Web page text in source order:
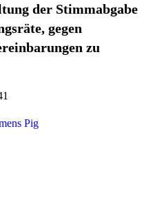
der Stimmabgabe
gegen
zu
Pig